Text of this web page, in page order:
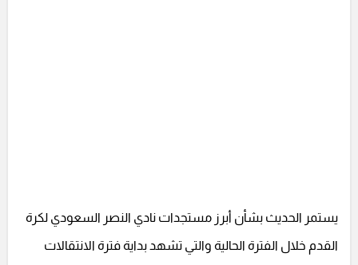
يستمر الحديث بشأن أبرز مستجدات نادي النصر السعودي لكرة
القدم خلال الفترة الحالية والتي تشهد بداية فترة الانتقالات